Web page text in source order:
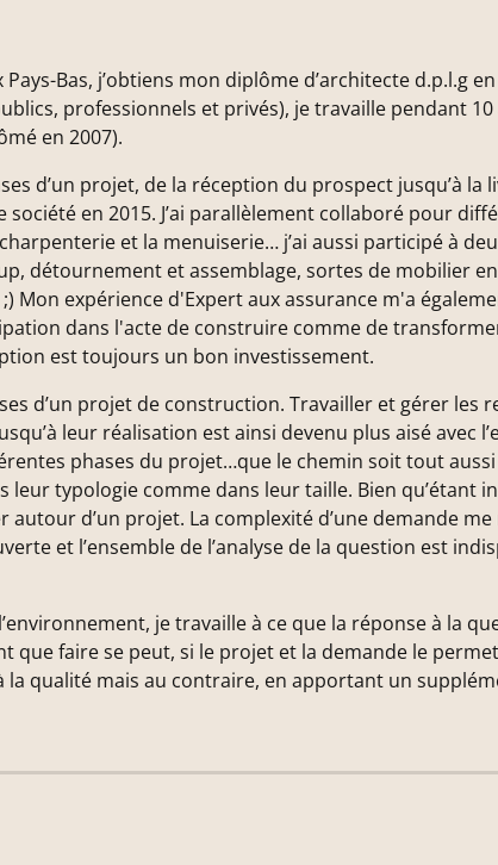
Bas, j’obtiens mon diplôme d’architecte d.p.l.g
professionnels et privés), je travaille pendant
en 2007).
d’un projet, de la réception du prospect jusqu’à la
en 2015. J’ai parallèlement collaboré pour
et la menuiserie… j’ai aussi participé à
détournement et assemblage, sortes de mobilier
Mon expérience d'Expert aux assurance m'a
dans l'acte de construire comme de
est toujours un bon investissement.
d’un projet de construction. Travailler et gérer
leur réalisation est ainsi devenu plus aisé avec
phases du projet…que le chemin soit tout
leur typologie comme dans leur taille. Bien qu’étant
d’un projet. La complexité d’une demande
et l’ensemble de l’analyse de la question est
je travaille à ce que la réponse à la
que faire se peut, si le projet et la demande le
la qualité mais au contraire, en apportant un